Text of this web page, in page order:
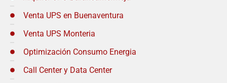
Venta UPS en Buenaventura
Venta UPS Monteria
Optimización Consumo Energia
Call Center y Data Center